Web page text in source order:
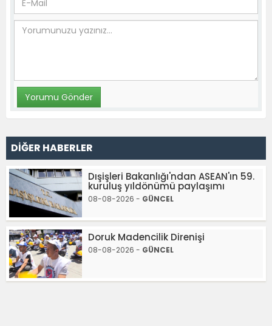
DİĞER HABERLER
Dışişleri Bakanlığı'ndan ASEAN'ın 59.
kuruluş yıldönümü paylaşımı
08-08-2026 - GÜNCEL
Doruk Madencilik Direnişi
08-08-2026 - GÜNCEL